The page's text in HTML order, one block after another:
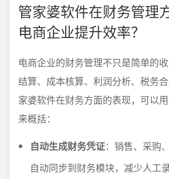
管家婆软件在财务管理
电商企业提升效率？
电商企业的财务管理不只是简单的
结算、成本核算、利润分析、税务
家婆软件在财务方面的表现，可以用“
来概括：
自动生成财务凭证：销售、采购
自动同步到财务模块，减少人工